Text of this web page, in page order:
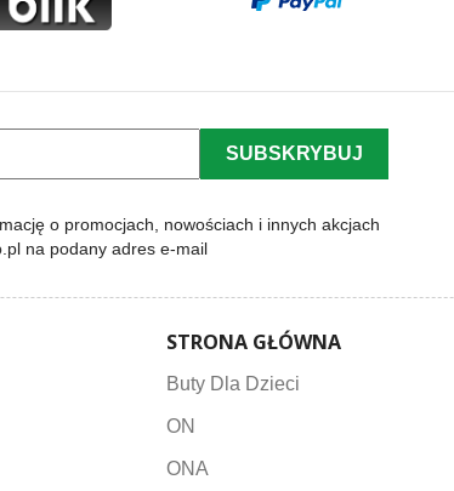
o promocjach, nowościach i innych akcjach
na podany adres e-mail
STRONA GŁÓWNA
Buty Dla Dzieci
ON
ONA